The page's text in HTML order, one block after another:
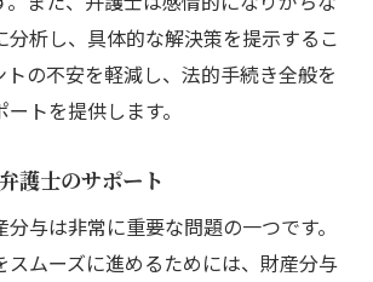
分析し、具体的な解決策を提示するこ
トの不安を軽減し、法的手続き全般を
トを提供します。
護士のサポート
与は非常に重要な問題の一つです。
スムーズに進めるためには、財産分与